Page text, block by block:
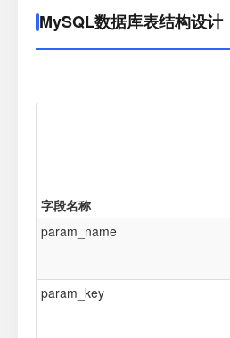
MySQL数据库表结构设计
字段名称
param_name
param_key